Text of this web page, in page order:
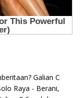
Galian C
Raya - Berani,